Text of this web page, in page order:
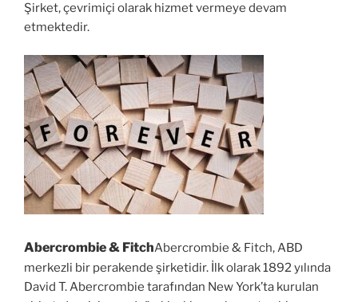
Şirket, çevrimiçi olarak hizmet vermeye devam
etmektedir.
Abercrombie & FitchAbercrombie & Fitch, ABD
merkezli bir perakende şirketidir. İlk olarak 1892 yılında
David T. Abercrombie tarafından New York’ta kurulan